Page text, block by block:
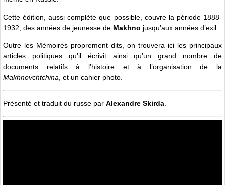
Cette édition, aussi complète que possible, couvre la période 1888-
1932, des années de jeunesse de Makhno jusqu’aux années d’exil.
Outre les Mémoires proprement dits, on trouvera ici les principaux
articles politiques qu’il écrivit ainsi qu’un grand nombre de
documents relatifs à l’histoire et à l’organisation de la
Makhnovchtchina , et un cahier photo.
Présenté et traduit du russe par Alexandre Skirda